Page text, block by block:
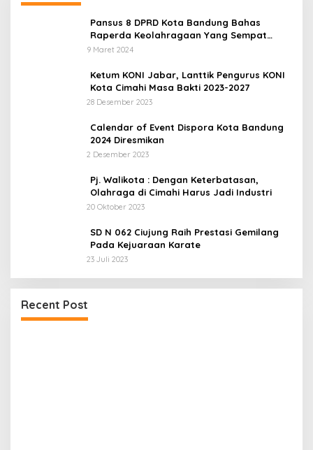
Pansus 8 DPRD Kota Bandung Bahas
Raperda Keolahragaan Yang Sempat
Tertunda
9 Maret 2024
Ketum KONI Jabar, Lanttik Pengurus KONI
Kota Cimahi Masa Bakti 2023-2027
28 Desember 2023
Calendar of Event Dispora Kota Bandung
2024 Diresmikan
2 Desember 2023
Pj. Walikota : Dengan Keterbatasan,
Olahraga di Cimahi Harus Jadi Industri
20 Oktober 2023
SD N 062 Ciujung Raih Prestasi Gemilang
Pada Kejuaraan Karate
23 Juli 2023
Recent Post
UPDATE : Proyek Rehabilitasi Jalan Ciporeat
Rp591 Juta Rampung, Ketebalan Rabat Beton